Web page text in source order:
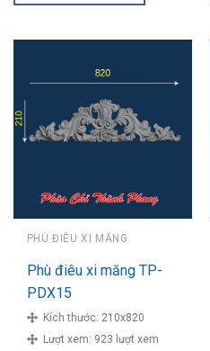
PHÙ ĐIÊU XI MĂNG
Phù điêu xi măng TP-
PDX15
Kích thước: 210x820
Lượt xem: 923 lượt xem